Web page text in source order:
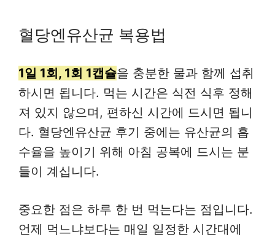
혈당엔유산균 복용법
1일 1회, 1회 1캡슐을 충분한 물과 함께 섭취
하시면 됩니다. 먹는 시간은 식전 식후 정해
져 있지 않으며, 편하신 시간에 드시면 됩니
다. 혈당엔유산균 후기 중에는 유산균의 흡
수율을 높이기 위해 아침 공복에 드시는 분
들이 계십니다.
중요한 점은 하루 한 번 먹는다는 점입니다.
언제 먹느냐보다는 매일 일정한 시간대에